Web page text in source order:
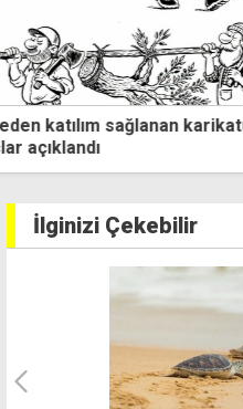
Yaşlanmanın önüne
mümkün değil
İlginizi Çekebilir